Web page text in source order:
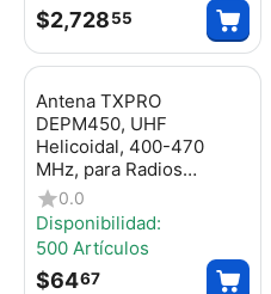
$2,72855
Antena TXPRO
DEPM450, UHF
Helicoidal, 400-470
MHz, para Radios
Portátiles Motorola
PRO5150/EP450/DEP45
0/CP200/GP300 de
conector Rosca tipo
Monopolo.
0.0
Disponibilidad:
500 Artículos
$6467